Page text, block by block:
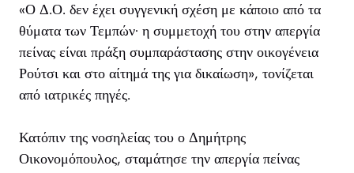
«Ο Δ.Ο. δεν έχει συγγενική σχέση με κάποιο από τα
θύματα των Τεμπών· η συμμετοχή του στην απεργία
πείνας είναι πράξη συμπαράστασης στην οικογένεια
Ρούτσι και στο αίτημά της για δικαίωση», τονίζεται
από ιατρικές πηγές.
Κατόπιν της νοσηλείας του ο Δημήτρης
Οικονομόπουλος, σταμάτησε την απεργία πείνας